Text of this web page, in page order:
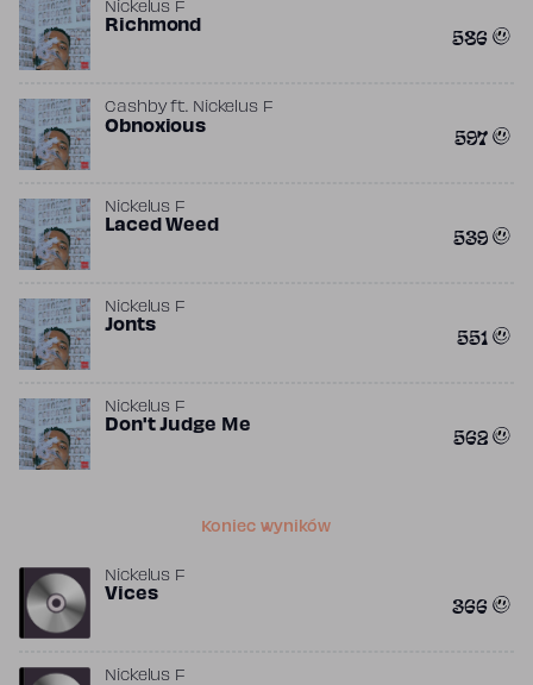
Nickelus F
Richmond 586
Cashbyft. Nickelus F
Obnoxious 597
Nickelus F
Laced Weed 539
Nickelus F
Jonts 551
Nickelus F
Don't Judge Me 562
Koniec wyników
Nickelus F
Vices 366
Nickelus F